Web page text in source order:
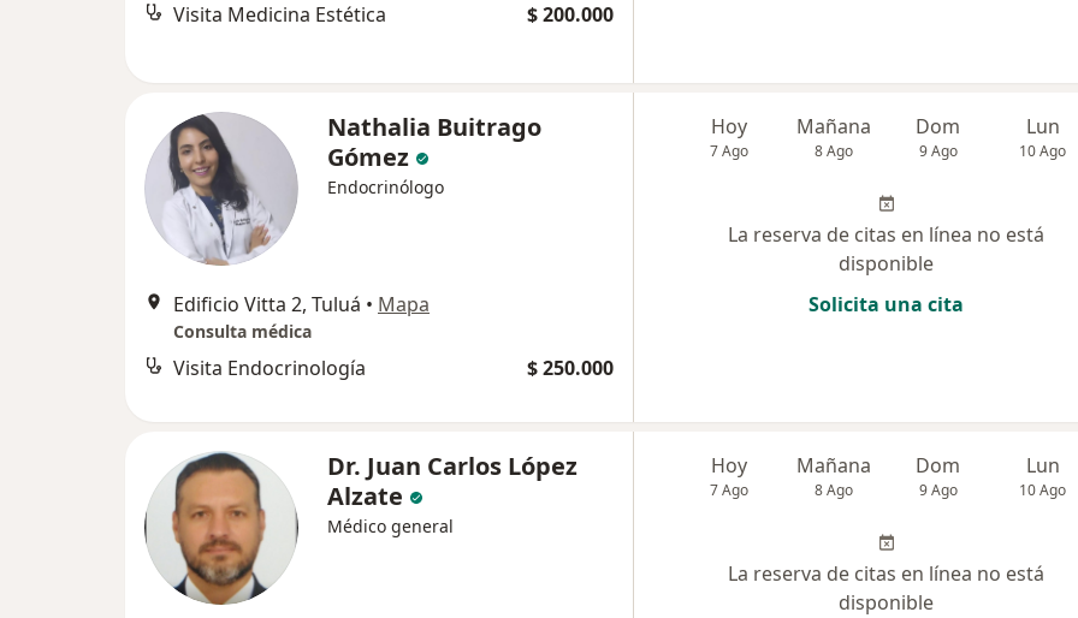
Visita Medicina Estética $ 200.000
Nathalia Buitrago
Gómez
Endocrinólogo
Edificio Vitta 2, Tuluá • Mapa
Consulta médica
Visita Endocrinología $ 250.000
Hoy
7 Ago
Mañana
8 Ago
Dom
9 Ago
Lun
10 Ago
La reserva de citas en línea no está
disponible
Solicita una cita
Dr. Juan Carlos López
Alzate
Médico general
Hoy
7 Ago
Mañana
8 Ago
Dom
9 Ago
Lun
10 Ago
La reserva de citas en línea no está
disponible